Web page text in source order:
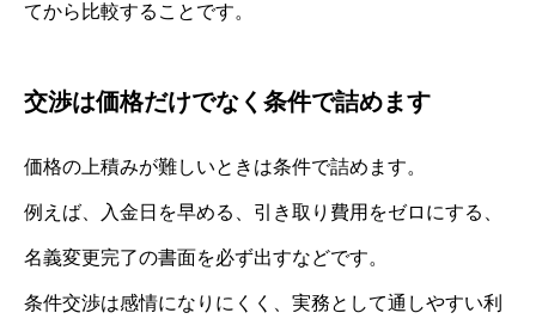
てから比較することです。
交渉は価格だけでなく条件で詰めます
価格の上積みが難しいときは条件で詰めます。
例えば、入金日を早める、引き取り費用をゼロにする、
名義変更完了の書面を必ず出すなどです。
条件交渉は感情になりにくく、実務として通しやすい利